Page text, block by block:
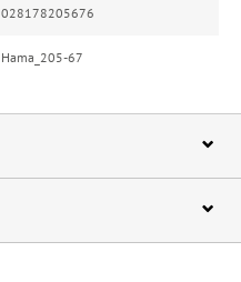
028178205676
Hama_205-67